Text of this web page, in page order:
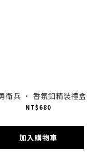
衛兵 · 香氛釦精裝禮盒
NT$680
加入購物車